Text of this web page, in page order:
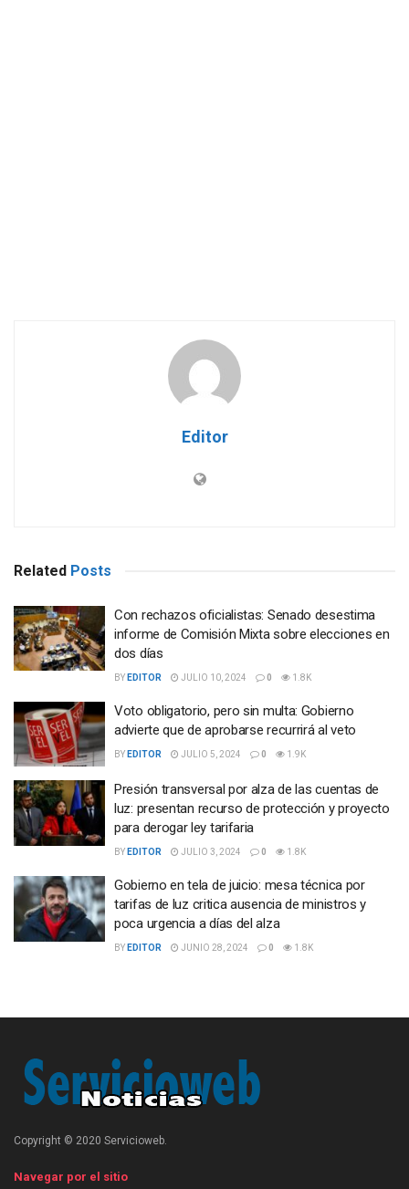
Editor
Related Posts
Con rechazos oficialistas: Senado desestima
informe de Comisión Mixta sobre elecciones en
dos días
BY EDITOR JULIO 10, 2024 0 1.8K
Voto obligatorio, pero sin multa: Gobierno
advierte que de aprobarse recurrirá al veto
BY EDITOR JULIO 5, 2024 0 1.9K
Presión transversal por alza de las cuentas de
luz: presentan recurso de protección y proyecto
para derogar ley tarifaria
BY EDITOR JULIO 3, 2024 0 1.8K
Gobierno en tela de juicio: mesa técnica por
tarifas de luz critica ausencia de ministros y
poca urgencia a días del alza
BY EDITOR JUNIO 28, 2024 0 1.8K
Copyright © 2020 Servicioweb.
Navegar por el sitio